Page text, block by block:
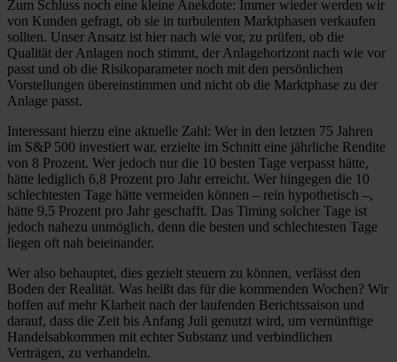
Zum Schluss noch eine kleine Anekdote: Immer wieder werden wir
von Kunden gefragt, ob sie in turbulenten Marktphasen verkaufen
sollten. Unser Ansatz ist hier nach wie vor, zu prüfen, ob die
Qualität der Anlagen noch stimmt, der Anlagehorizont nach wie vor
passt und ob die Risikoparameter noch mit den persönlichen
Vorstellungen übereinstimmen und nicht ob die Marktphase zu der
Anlage passt.
Interessant hierzu eine aktuelle Zahl: Wer in den letzten 75 Jahren
im S&P 500 investiert war, erzielte im Schnitt eine jährliche Rendite
von 8 Prozent. Wer jedoch nur die 10 besten Tage verpasst hätte,
hätte lediglich 6,8 Prozent pro Jahr erreicht. Wer hingegen die 10
schlechtesten Tage hätte vermeiden können – rein hypothetisch –,
hätte 9,5 Prozent pro Jahr geschafft. Das Timing solcher Tage ist
jedoch nahezu unmöglich, denn die besten und schlechtesten Tage
liegen oft nah beieinander.
Wer also behauptet, dies gezielt steuern zu können, verlässt den
Boden der Realität. Was heißt das für die kommenden Wochen? Wir
hoffen auf mehr Klarheit nach der laufenden Berichtssaison und
darauf, dass die Zeit bis Anfang Juli genutzt wird, um vernünftige
Handelsabkommen mit echter Substanz und verbindlichen
Verträgen, zu verhandeln.